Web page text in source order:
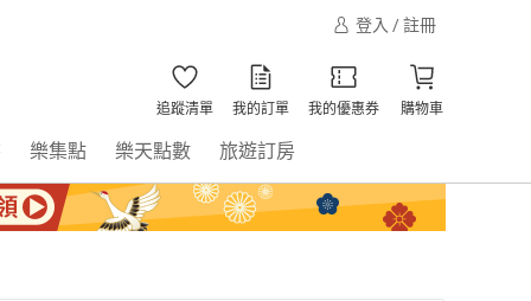
登入 / 註冊
追蹤清單 我的訂單 我的優惠券 購物車
樂集點 樂天點數 旅遊訂房